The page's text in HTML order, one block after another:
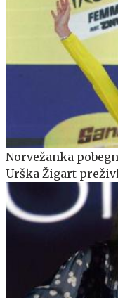
Norvežanka
Urška Žigart